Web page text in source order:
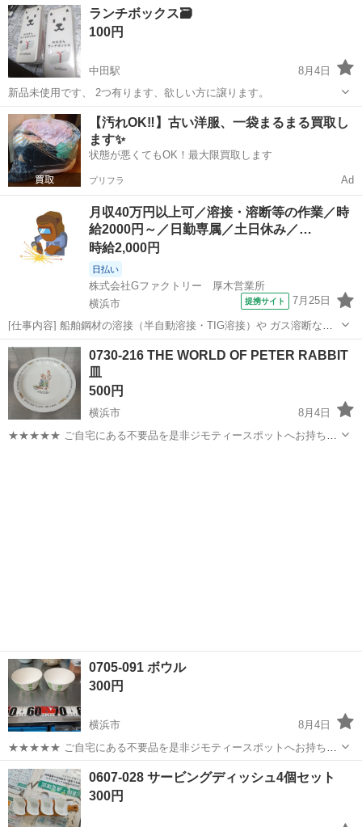
衣料服飾品、生活雑貨、家具、本、CD・DVDなどが無料でまとめて持
ち込めます！ ※詳細はこ...
神奈川 横浜市 現地
ランチボックス🗃️
100円
中田駅
8月4日
新品未使用です、 2つ有ります、欲しい方に譲ります。
神奈川 横浜市 中田駅 食器
【汚れOK‼️】古い洋服、一袋まるまる買取し
ます✨
状態が悪くてもOK！最大限買取します
プリフラ Ad
月収40万円以上可／溶接・溶断等の作業／時
給2000円～／日勤専属／土日休み／…
時給2,000円
日払い
株式会社Gファクトリー 厚木営業所
横浜市
提携サイト 7月25日
[仕事内容] 船舶鋼材の溶接（半自動溶接・TIG溶接）や ガス溶断など
の作業です 溶接の有資格・経験が必要となります （最低限アーク溶接
特別教育又はガス溶接技能講習） [給与] 時給2000円～ [休日・休暇]
土...
神奈川 横浜市 工場
0730-216 THE WORLD OF PETER RABBIT
皿
500円
横浜市
8月4日
★★★★★ ご自宅にある不要品を是非ジモティースポットへお持ち込
0705-091 ボウル
300円
横浜市
8月4日
★★★★★ ご自宅にある不要品を是非ジモティースポットへお持ち込
みしませんか？ 家電、趣味・スポーツ・レジャー用品、こども用品、
衣料服飾品、生活雑貨、家具、本、CD・DVDなどが無料でまとめて持
ち込めます！ ※詳細はこ...
神奈川 横浜市
0607-028 サービングディッシュ4個セット
300円